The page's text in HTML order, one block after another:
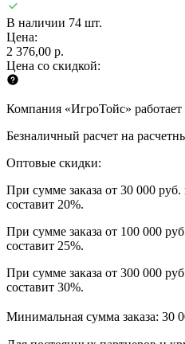
В наличии 74 шт.
Цена:
2 376,00 р.
Цена со скидкой:
Компания «ИгроТойс» работает
Безналичный расчет на
Оптовые скидки:
При сумме заказа от 30 000
составит 20%.
При сумме заказа от 100 000
составит 25%.
При сумме заказа от 300 000
составит 30%.
Минимальная сумма заказа: 30